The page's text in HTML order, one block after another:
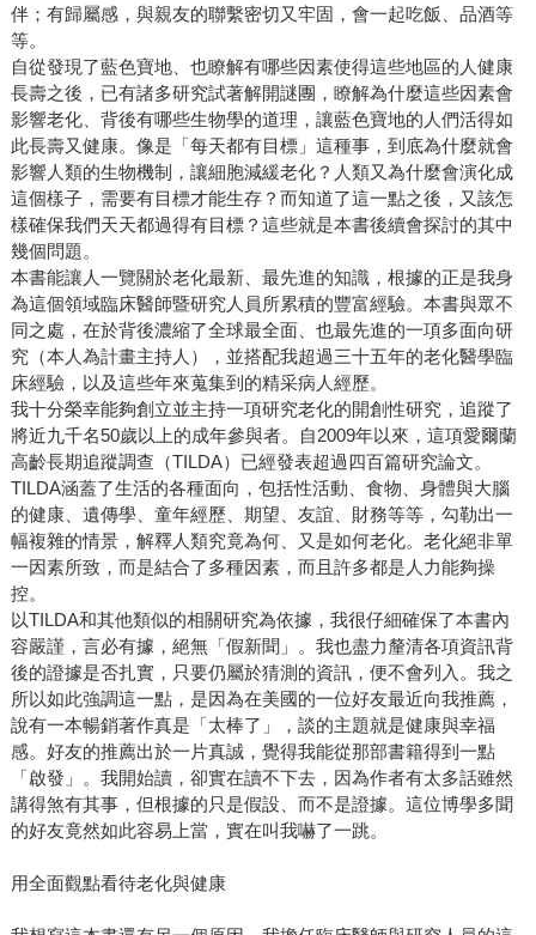
伴；有歸屬感，與親友的聯繫密切又牢固，會一起吃飯、品酒等
等。
自從發現了藍色寶地、也瞭解有哪些因素使得這些地區的人健康
長壽之後，已有諸多研究試著解開謎團，瞭解為什麼這些因素會
影響老化、背後有哪些生物學的道理，讓藍色寶地的人們活得如
此長壽又健康。像是「每天都有目標」這種事，到底為什麼就會
影響人類的生物機制，讓細胞減緩老化？人類又為什麼會演化成
這個樣子，需要有目標才能生存？而知道了這一點之後，又該怎
樣確保我們天天都過得有目標？這些就是本書後續會探討的其中
幾個問題。
本書能讓人一覽關於老化最新、最先進的知識，根據的正是我身
為這個領域臨床醫師暨研究人員所累積的豐富經驗。本書與眾不
同之處，在於背後濃縮了全球最全面、也最先進的一項多面向研
究（本人為計畫主持人），並搭配我超過三十五年的老化醫學臨
床經驗，以及這些年來蒐集到的精采病人經歷。
我十分榮幸能夠創立並主持一項研究老化的開創性研究，追蹤了
將近九千名50歲以上的成年參與者。自2009年以來，這項愛爾蘭
高齡長期追蹤調查（TILDA）已經發表超過四百篇研究論文。
TILDA涵蓋了生活的各種面向，包括性活動、食物、身體與大腦
的健康、遺傳學、童年經歷、期望、友誼、財務等等，勾勒出一
幅複雜的情景，解釋人類究竟為何、又是如何老化。老化絕非單
一因素所致，而是結合了多種因素，而且許多都是人力能夠操
控。
以TILDA和其他類似的相關研究為依據，我很仔細確保了本書內
容嚴謹，言必有據，絕無「假新聞」。我也盡力釐清各項資訊背
後的證據是否扎實，只要仍屬於猜測的資訊，便不會列入。我之
所以如此強調這一點，是因為在美國的一位好友最近向我推薦，
說有一本暢銷著作真是「太棒了」，談的主題就是健康與幸福
感。好友的推薦出於一片真誠，覺得我能從那部書籍得到一點
「啟發」。我開始讀，卻實在讀不下去，因為作者有太多話雖然
講得煞有其事，但根據的只是假設、而不是證據。這位博學多聞
的好友竟然如此容易上當，實在叫我嚇了一跳。
用全面觀點看待老化與健康